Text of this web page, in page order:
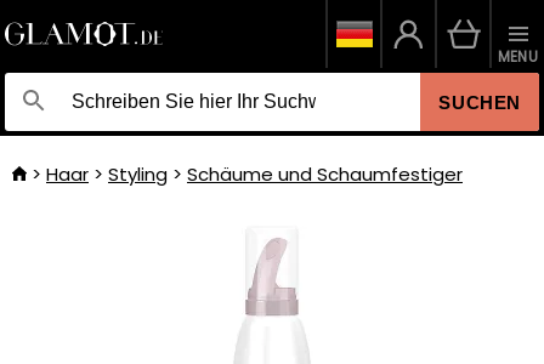
SUCHEN
MENU
Haar Styling Schäume und Schaumfestiger